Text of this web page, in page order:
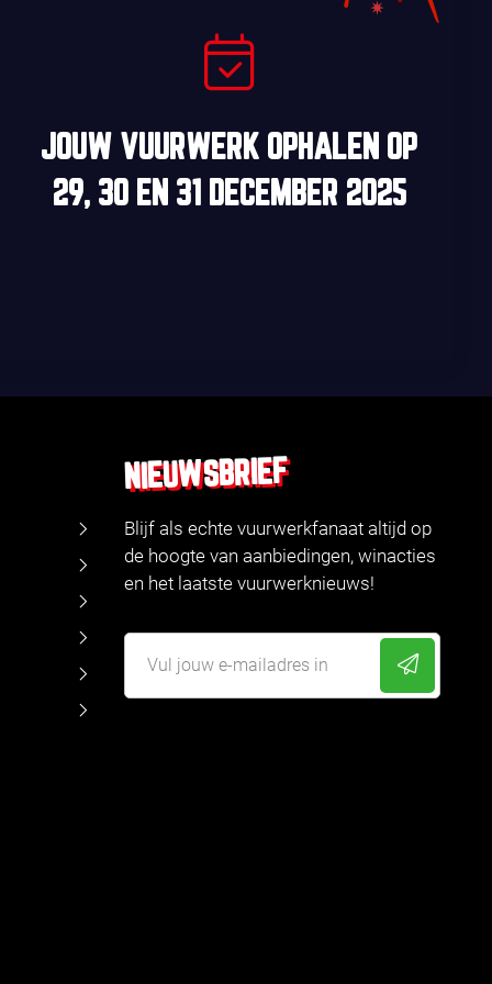
JOUW VUURWERK OPHALEN OP
29, 30EN 31 DECEMBER 2025
NIEUWSBRIEF
Blijf als echte vuurwerkfanaat altijd op
de hoogte van aanbiedingen, winacties
en het laatste vuurwerknieuws!